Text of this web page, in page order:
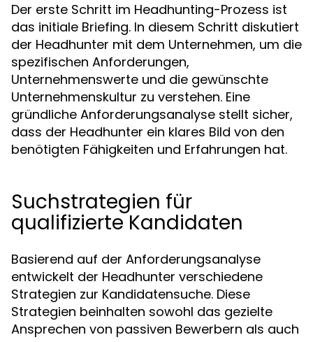
Der erste Schritt im Headhunting-Prozess ist
das initiale Briefing. In diesem Schritt diskutiert
der Headhunter mit dem Unternehmen, um die
spezifischen Anforderungen,
Unternehmenswerte und die gewünschte
Unternehmenskultur zu verstehen. Eine
gründliche Anforderungsanalyse stellt sicher,
dass der Headhunter ein klares Bild von den
benötigten Fähigkeiten und Erfahrungen hat.
Suchstrategien für
qualifizierte Kandidaten
Basierend auf der Anforderungsanalyse
entwickelt der Headhunter verschiedene
Strategien zur Kandidatensuche. Diese
Strategien beinhalten sowohl das gezielte
Ansprechen von passiven Bewerbern als auch